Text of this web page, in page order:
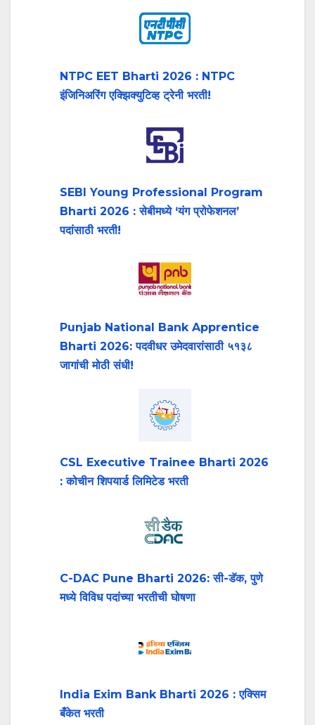
NTPC EET Bharti 2026 : NTPC
इंजिनिअरिंग एक्झिक्युटिव्ह ट्रेनी भरती!
SEBI Young Professional Program
Bharti 2026 : सेबीमध्ये ‘यंग प्रोफेशनल’
पदांसाठी भरती!
Punjab National Bank Apprentice
Bharti 2026: पदवीधर उमेदवारांसाठी ५१३८
जागांची मोठी संधी!
CSL Executive Trainee Bharti 2026
: कोचीन शिपयार्ड लिमिटेड भरती
C-DAC Pune Bharti 2026: सी-डॅक, पुणे
मध्ये विविध पदांच्या भरतीची घोषणा
India Exim Bank Bharti 2026 : एक्सिम
बँकेत भरती